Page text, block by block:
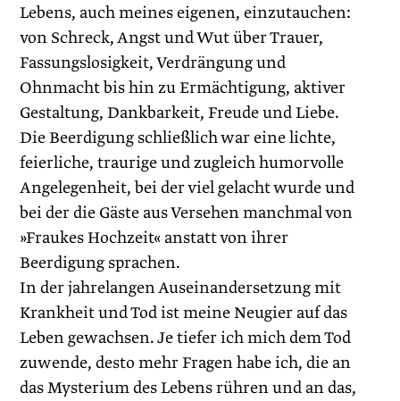
Lebens, auch meines eigenen, einzutauchen:
von Schreck, Angst und Wut über Trauer,
Fassungslosig­keit, Verdrängung und
Ohnmacht bis hin zu Ermächtigung, aktiver
Gestaltung, Dankbarkeit, Freude und Liebe.
Die Beerdigung schließlich war eine lichte,
feierliche, traurige und zugleich humorvolle
Angelegenheit, bei der viel gelacht wurde und
bei der die Gäste aus Versehen manchmal von
»Fraukes Hochzeit« anstatt von ihrer
Beerdigung sprachen.
In der jahrelangen Auseinandersetzung mit
Krankheit und Tod ist meine Neugier auf das
Leben gewachsen. Je tiefer ich mich dem Tod
zuwende, desto mehr Fragen habe ich, die an
das Mysterium des Lebens rühren und an das,